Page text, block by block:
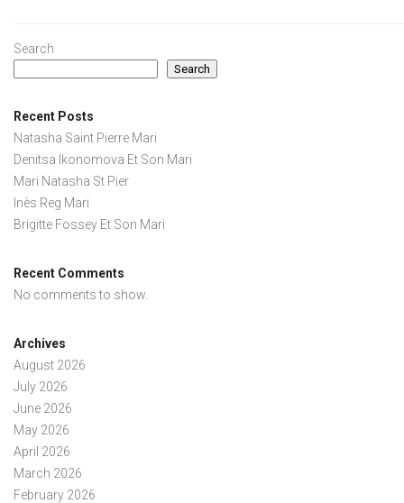
Search
Search
Recent Posts
Natasha Saint Pierre Mari
Denitsa Ikonomova Et Son Mari
Mari Natasha St Pier
Inès Reg Mari
Brigitte Fossey Et Son Mari
Recent Comments
No comments to show.
Archives
August 2026
July 2026
June 2026
May 2026
April 2026
March 2026
February 2026